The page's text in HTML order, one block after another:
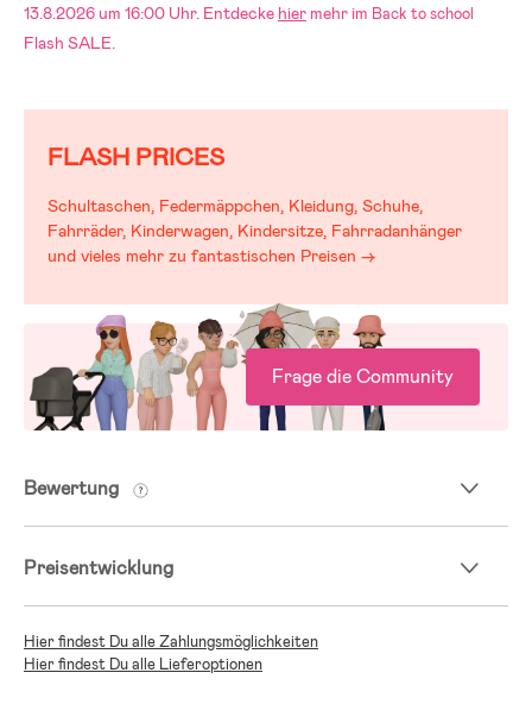
13.8.2026 um 16:00 Uhr. Entdecke hier mehr im Back to school
Flash SALE.
FLASH PRICES
Schultaschen, Federmäppchen, Kleidung, Schuhe,
Fahrräder, Kinderwagen, Kindersitze, Fahrradanhänger
und vieles mehr zu fantastischen Preisen →
Frage die Community
Bewertung
Preisentwicklung
Hier findest Du alle Zahlungsmöglichkeiten
Hier findest Du alle Lieferoptionen